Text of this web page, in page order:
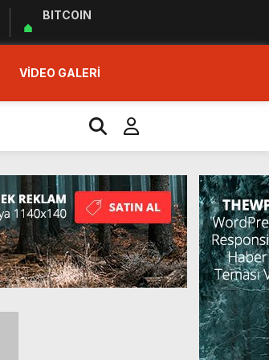
BITCOIN
VİDEO GALERİ